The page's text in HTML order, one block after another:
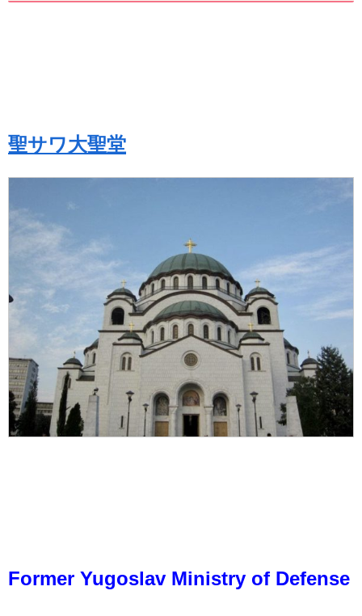
聖サワ大聖堂
Former Yugoslav Ministry of Defense